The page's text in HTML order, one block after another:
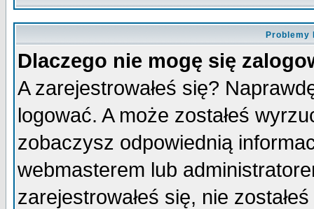
Problemy
Dlaczego nie mogę się
A zarejestrowałeś się?
logować. A może zostałeś
zobaczysz odpowiednią
webmasterem lub
zarejestrowałeś się, nie